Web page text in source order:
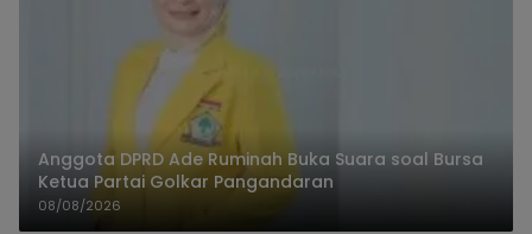
Anggota DPRD Ade Ruminah Buka Suara soal Bursa
Ketua Partai Golkar Pangandaran
08/08/2026